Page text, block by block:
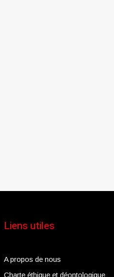
Liens utiles
A propos de nous
Charte éthique et déontologique